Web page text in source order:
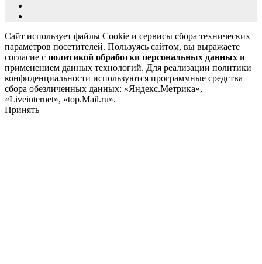
Сайт использует файлы Cookie и сервисы сбора технических
параметров посетителей. Пользуясь сайтом, вы выражаете
согласие с политикой обработки персональных данных и
применением данных технологий. Для реализации политики
конфиденциальности используются программные средства
сбора обезличенных данных: «Яндекс.Метрика»,
«Liveinternet», «top.Mail.ru».
Принять